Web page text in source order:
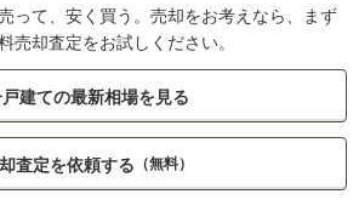
って、安く買う。売却をお考えなら、まず
売却査定をお試しください。
建ての最新相場を見る
査定を依頼する （無料）